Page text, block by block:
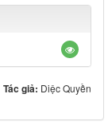
Tác giả: Diệc Quyền